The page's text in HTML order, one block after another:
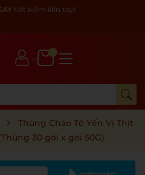
tiết kiệm liền tay!
Thùng Cháo Tổ Yến Vị Thịt
30 gói x gói 50G)